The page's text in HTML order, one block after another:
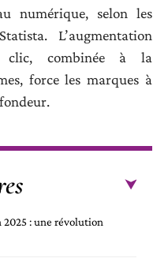
numérique, selon les
L’augmentation
combinée à la
force les marques à
: une révolution